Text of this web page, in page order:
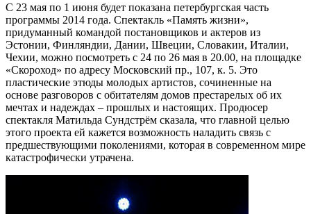
С 23 мая по 1 июня будет показана петербургская часть
программы 2014 года. Спектакль «Память жизни»,
придуманный командой постановщиков и актеров из
Эстонии, Финляндии, Дании, Швеции, Словакии, Италии,
Чехии, можно посмотреть с 24 по 26 мая в 20.00, на площадке
«Скороход» по адресу Московский пр., 107, к. 5. Это
пластические этюды молодых артистов, сочиненные на
основе разговоров с обитателям домов престарелых об их
мечтах и надеждах – прошлых и настоящих. Продюсер
спектакля Матильда Сундстрём сказала, что главной целью
этого проекта ей кажется возможность наладить связь с
предшествующими поколениями, которая в современном мире
катастрофически утрачена.